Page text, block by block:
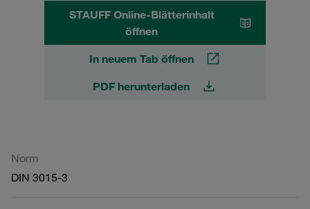
STAUFF Online-Blätterinhalt
öffnen
In neuem Tab öffnen
PDF herunterladen
Norm
DIN 3015-3